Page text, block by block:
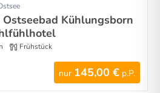
Kühlungsborn
Frühstück
nur 145,00 € p.P.